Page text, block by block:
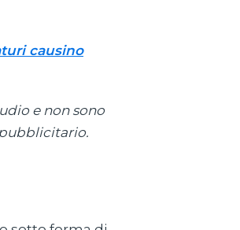
causino
e non sono